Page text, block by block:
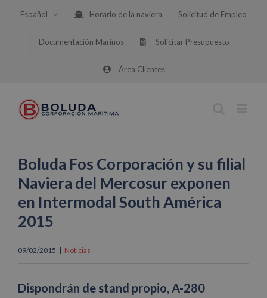
Español Horario de la naviera Solicitud de Empleo
Documentación Marinos Solicitar Presupuesto
Área Clientes
Boluda Fos Corporación y su filial
Naviera del Mercosur exponen
en Intermodal South América
2015
09/02/2015 | Noticias
Dispondrán de stand propio, A-280